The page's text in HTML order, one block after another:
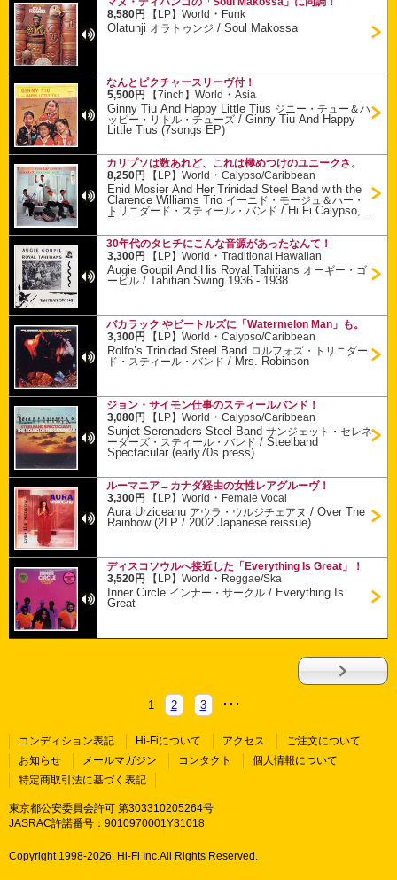
8,580円
【LP】World ・ Funk
Olatunji オラトゥンジ /Soul Makossa
なんとピクチャースリーヴ付！
5,500円
【7inch】World ・Asia
Ginny Tiu And Happy Little Tius ジニー・チュー＆ハ
ッピー・リトル・チューズ /Ginny Tiu And Happy
Little Tius (7songs EP)
カリプソは数あれど、これは極めつけのユニークさ。
8,250円
【LP】World ・Calypso/Caribbean
Enid Mosier And Her Trinidad Steel Band with the
Clarence Williams Trio イーニド・モージュ＆ハー・
トリニダード・スティール・バンド / Hi Fi Calypso,
Etc.
30年代のタヒチにこんな音源があったなんて！
3,300円
【LP】World ・ Traditional Hawaiian
Augie Goupil And His Royal Tahitians オーギー・ゴ
ーピル /Tahitian Swing 1936 - 1938
バカラック やビートルズに「Watermelon Man」も。
3,300円
【LP】World ・Calypso/Caribbean
Rolfo’s Trinidad Steel Band ロルフォズ・トリニダー
ド・スティール・バンド / Mrs. Robinson
ジョン・サイモン仕事のスティールバンド！
3,080円
【LP】World ・Calypso/Caribbean
Sunjet Serenaders Steel Bandサンジェット・セレネ
ーダーズ・スティール・バンド /Steelband
Spectacular (early70s press)
ルーマニア→カナダ経由の女性レアグルーヴ！
3,300円
【LP】World ・ Female Vocal
Aura Urziceanu アウラ・ウルジチェアヌ /Over The
Rainbow (2LP / 2002 Japanese reissue)
ディスコソウルへ接近した「Everything Is Great」！
3,520円
【LP】World ・ Reggae/Ska
Inner Circle インナー・サークル / Everything Is
Great
1 2 3
コンディション表記 Hi-Fiについて アクセス
ご注文について
お知らせ
メールマガジン コンタクト
個人情報について
特定商取引法に基づく表記
東京都公安委員会許可 第303310205264号
JASRAC許諾番号：9010970001Y31018
Copyright 1998-2026. Hi-Fi Inc.All Rights Reserved.